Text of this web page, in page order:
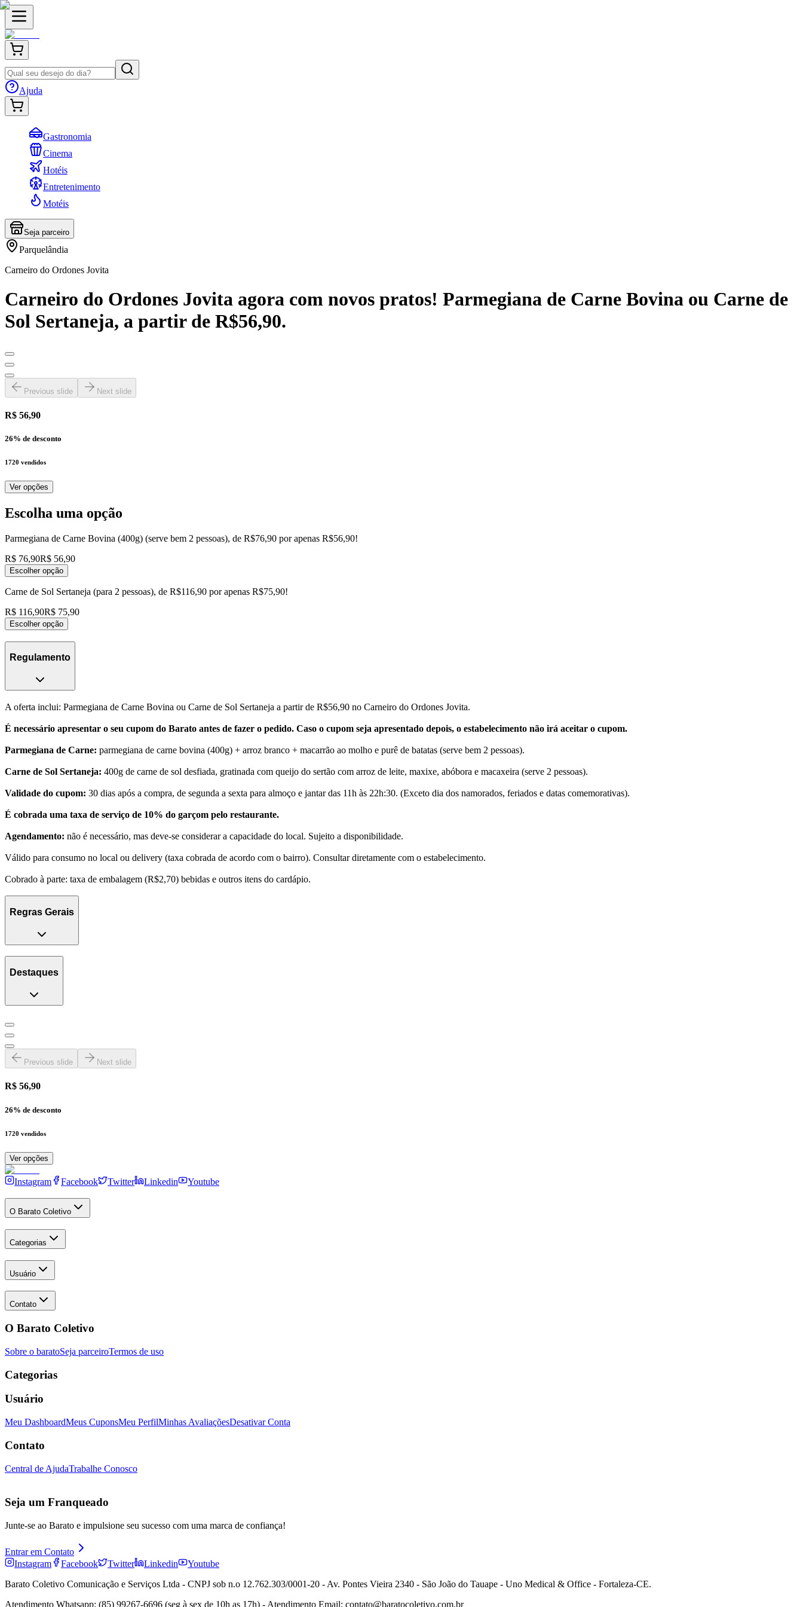
Ajuda
Gastronomia
Cinema
Hotéis
Entretenimento
Motéis
Seja parceiro
Parquelândia
Carneiro do Ordones Jovita
Carneiro do Ordones Jovita agora com novos pratos! Parmegiana de Carne Bovina ou Carne de
Sol Sertaneja, a partir de R$56,90.
Previous slide Next slide
R$ 56,90
26% de desconto
1720 vendidos
Ver opções
Escolha uma opção
Parmegiana de Carne Bovina (400g) (serve bem 2 pessoas), de R$76,90 por apenas R$56,90!
R$ 76,90R$ 56,90
Escolher opção
Carne de Sol Sertaneja (para 2 pessoas), de R$116,90 por apenas R$75,90!
R$ 116,90R$ 75,90
Escolher opção
Regulamento
A oferta inclui: Parmegiana de Carne Bovina ou Carne de Sol Sertaneja a partir de R$56,90 no Carneiro do Ordones Jovita.
É necessário apresentar o seu cupom do Barato antes de fazer o pedido. Caso o cupom seja apresentado depois, o estabelecimento não irá aceitar o cupom.
Parmegiana de Carne: parmegiana de carne bovina (400g) + arroz branco + macarrão ao molho e purê de batatas (serve bem 2 pessoas).
Carne de Sol Sertaneja: 400g de carne de sol desfiada, gratinada com queijo do sertão com arroz de leite, maxixe, abóbora e macaxeira (serve 2 pessoas).
Validade do cupom: 30 dias após a compra, de segunda a sexta para almoço e jantar das 11h às 22h:30. (Exceto dia dos namorados, feriados e datas comemorativas).
É cobrada uma taxa de serviço de 10% do garçom pelo restaurante.
Agendamento: não é necessário, mas deve-se considerar a capacidade do local. Sujeito a disponibilidade.
Válido para consumo no local ou delivery (taxa cobrada de acordo com o bairro). Consultar diretamente com o estabelecimento.
Cobrado à parte: taxa de embalagem (R$2,70) bebidas e outros itens do cardápio.
Regras Gerais
Destaques
Previous slide Next slide
R$ 56,90
26% de desconto
1720 vendidos
Ver opções
Instagram Facebook Twitter Linkedin Youtube
O Barato Coletivo
Categorias
Usuário
Contato
O Barato Coletivo
Sobre o baratoSeja parceiroTermos de uso
Categorias
Usuário
Meu DashboardMeus CuponsMeu PerfilMinhas AvaliaçõesDesativar Conta
Contato
Central de AjudaTrabalhe Conosco
Seja um Franqueado
Junte-se ao Barato e impulsione seu sucesso com uma marca de confiança!
Entrar em Contato
Instagram
Facebook Twitter Linkedin
Youtube
Barato Coletivo Comunicação e Serviços Ltda - CNPJ sob n.o 12.762.303/0001-20 - Av. Pontes Vieira 2340 - São João do Tauape - Uno Medical & Office - Fortaleza-CE.
Atendimento Whatsapp: (85) 99267-6696 (seg à sex de 10h as 17h) - Atendimento Email: contato@baratocoletivo.com.br